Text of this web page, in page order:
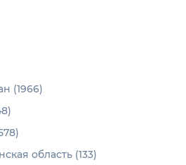
(1966)
область (133)